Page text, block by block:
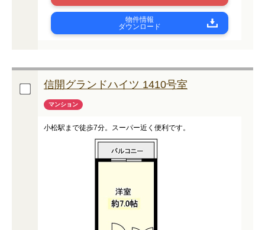
物件情報
ダウンロード
信開グランドハイツ 1410号室
マンション
小松駅まで徒歩7分。スーパー近く便利です。